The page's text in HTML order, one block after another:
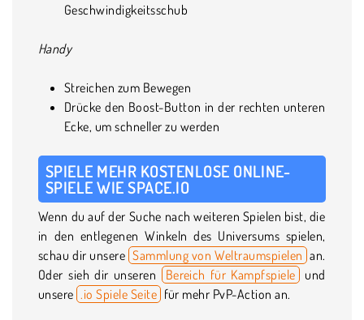
Geschwindigkeitsschub
Handy
Streichen zum Bewegen
Drücke den Boost-Button in der rechten unteren
Ecke, um schneller zu werden
SPIELE MEHR KOSTENLOSE ONLINE-
SPIELE WIE SPACE.IO
Wenn du auf der Suche nach weiteren Spielen bist, die
in den entlegenen Winkeln des Universums spielen,
schau dir unsere Sammlung von Weltraumspielen an.
Oder sieh dir unseren
Bereich für Kampfspiele und
unsere .io Spiele Seite für mehr PvP-Action an.